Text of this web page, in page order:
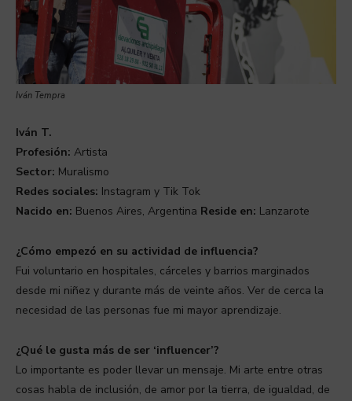
Iván Tempra
Iván T.
Profesión: Artista
Sector: Muralismo
Redes sociales: Instagram y Tik Tok
Nacido en: Buenos Aires, Argentina Reside en: Lanzarote
¿Cómo empezó en su actividad de influencia?
Fui voluntario en hospitales, cárceles y barrios marginados
desde mi niñez y durante más de veinte años. Ver de cerca la
necesidad de las personas fue mi mayor aprendizaje.
¿Qué le gusta más de ser ‘influencer’?
Lo importante es poder llevar un mensaje. Mi arte entre otras
cosas habla de inclusión, de amor por la tierra, de igualdad, de